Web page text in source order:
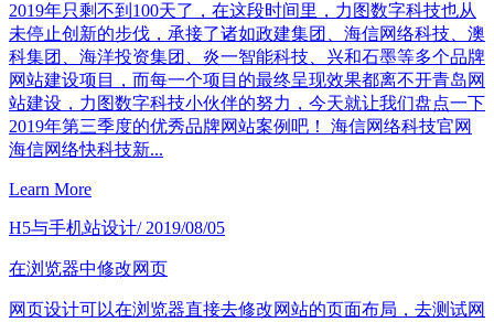
2019年只剩不到100天了，在这段时间里，力图数字科技也从
未停止创新的步伐，承接了诸如政建集团、海信网络科技、澳
科集团、海洋投资集团、炎一智能科技、兴和石墨等多个品牌
网站建设项目，而每一个项目的最终呈现效果都离不开青岛网
站建设，力图数字科技小伙伴的努力，今天就让我们盘点一下
2019年第三季度的优秀品牌网站案例吧！ 海信网络科技官网
海信网络快科技新...
Learn More
H5与手机站设计/ 2019/08/05
在浏览器中修改网页
网页设计可以在浏览器直接去修改网站的页面布局，去测试网